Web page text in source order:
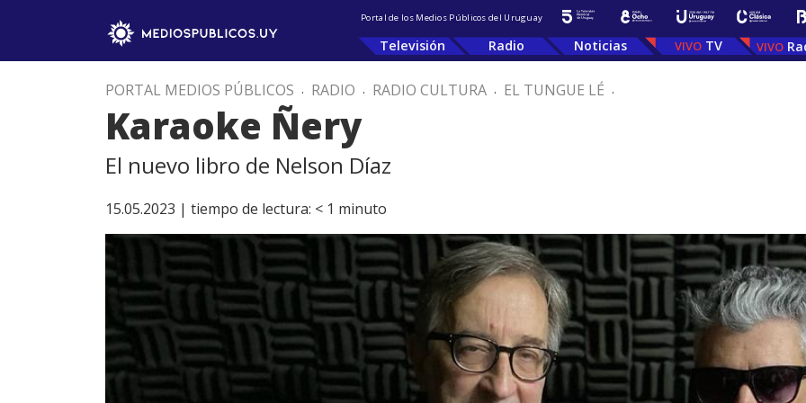
Portal de los Medios Públicos del Uruguay
Televisión Radio Noticias TV
PORTAL MEDIOS PÚBLICOS . RADIO . RADIO CULTURA . EL TUNGUE LÉ .
Karaoke Ñery
El nuevo libro de Nelson Díaz
15.05.2023 | tiempo de lectura: < 1 minuto